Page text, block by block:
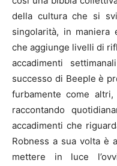
della cultura che si
singolarità, in maniera
che aggiunge livelli di
accadimenti
successo di Beeple è
furbamente come
raccontando
accadimenti che
Robness a sua volta è
mettere in luce